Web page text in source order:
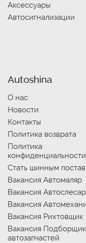
Аксессуары
Автосигнализации
Autoshina
О нас
Новости
Контакты
Политика возврата
Политика
конфиденциальности
Стать шинным
Вакансия Автомаляр
Вакансия
Вакансия
Вакансия Рихтовщик
Вакансия Подборщик
автозапчастей